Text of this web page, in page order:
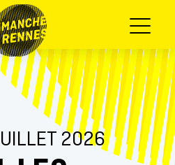
Menu
2026